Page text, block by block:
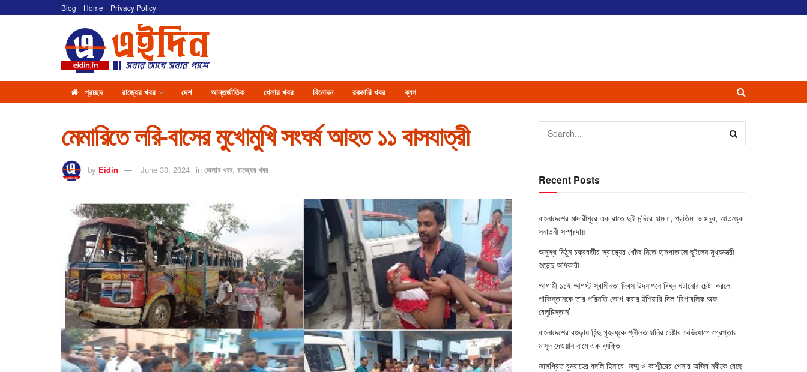
Blog Home Privacy Policy
প্রচ্ছদ রাজ্যের খবর দেশ আন্তর্জাতিক খেলার খবর বিনোদন রকমারি খবর ব্লগ
মেমারিতে লরি-বাসের মুখোমুখি সংঘর্ষ আহত ১১ বাসযাত্রী
by Eidin June 30, 2024 in জেলার খবর, রাজ্যের খবর
Recent Posts
বাংলাদেশের মাদারীপুরে এক রাতে দুই মন্দিরে হামলা, প্রতিমা ভাঙচুর, আতঙ্কে
সনাতনী সম্প্রদায়
অসুস্থ মিঠুন চক্রবর্তীর স্বাস্থ্যের খোঁজ নিতে হাসপাতালে ছুটলেন মুখ্যমন্ত্রী
শুভেন্দু অধিকারী
আগামী ১১ই আগস্ট স্বাধীনতা দিবস উদযাপনে বিঘ্ন ঘটানোর চেষ্টা করলে
পাকিস্তানকে তার পরিনতি ভোগ করার হুঁশিয়ারি দিল ‘রিপাবলিক অফ
বেলুচিস্তান’
বাংলাদেশের বগুড়ায় হিন্দু গৃহবধূকে শ্লীলতাহানির চেষ্টার অভিযোগে গ্রেপ্তার
মাসুদ দেওয়ান নামে এক ব্যক্তি
জাসপ্রিত বুমরাহের বদলি হিসাবে জম্মু ও কাশ্মীরের পেসার অজিব নবীকে বেছে